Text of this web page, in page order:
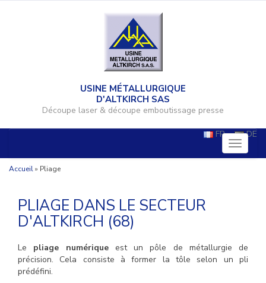
USINE MÉTALLURGIQUE
D'ALTKIRCH SAS
Découpe laser & découpe emboutissage presse
FR
DE
Toggle
Accueil» Pliage
PLIAGE DANS LE SECTEUR
D'ALTKIRCH (68)
Le pliage numérique est un pôle de métallurgie de
précision. Cela consiste à former la tôle selon un pli
prédéfini.